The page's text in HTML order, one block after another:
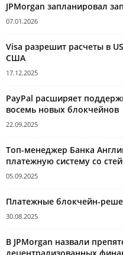
JPMorgan запланировал
07.01.2026
Visa разрешит расчеты в
США
17.12.2025
PayPal расширяет
восемь новых блокчейнов
22.09.2025
Топ-менеджер Банка
платежную систему со
05.09.2025
Платежные блокчейн-
30.08.2025
В JPMorgan назвали